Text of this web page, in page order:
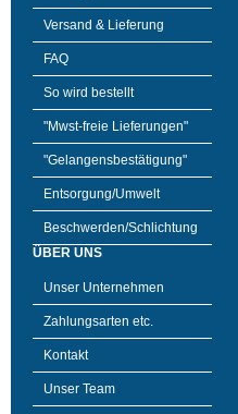
Versand & Lieferung
FAQ
So wird bestellt
"Mwst-freie Lieferungen"
"Gelangensbestätigung"
Entsorgung/Umwelt
Beschwerden/Schlichtung
ÜBER UNS
Unser Unternehmen
Zahlungsarten etc.
Kontakt
Unser Team